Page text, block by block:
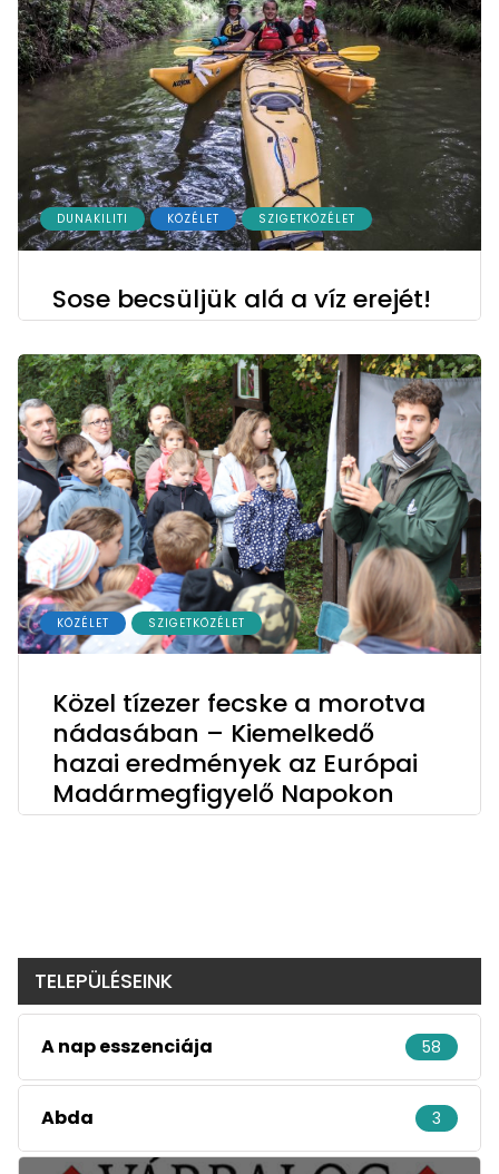
DUNAKILITI KÖZÉLET SZIGETKÖZÉLET
Sose becsüljük alá a víz erejét!
KÖZÉLET SZIGETKÖZÉLET
Közel tízezer fecske a morotva
nádasában – Kiemelkedő
hazai eredmények az Európai
Madármegfigyelő Napokon
TELEPÜLÉSEINK
A nap esszenciája 58
Abda 3